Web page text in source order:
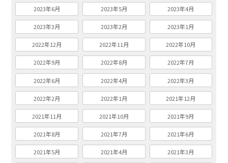
2023年6月 2023年5月 2023年4月
2023年3月 2023年2月 2023年1月
2022年12月 2022年11月 2022年10月
2022年9月 2022年8月 2022年7月
2022年6月 2022年4月 2022年3月
2022年2月 2022年1月 2021年12月
2021年11月 2021年10月 2021年9月
2021年8月 2021年7月 2021年6月
2021年5月 2021年4月 2021年3月